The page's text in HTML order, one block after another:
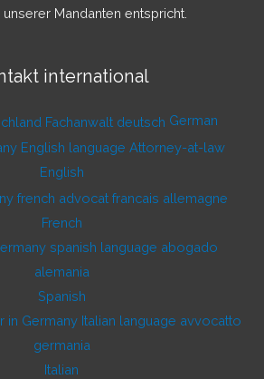
Mandanten entspricht.
international
German
English
French
Spanish
Italian